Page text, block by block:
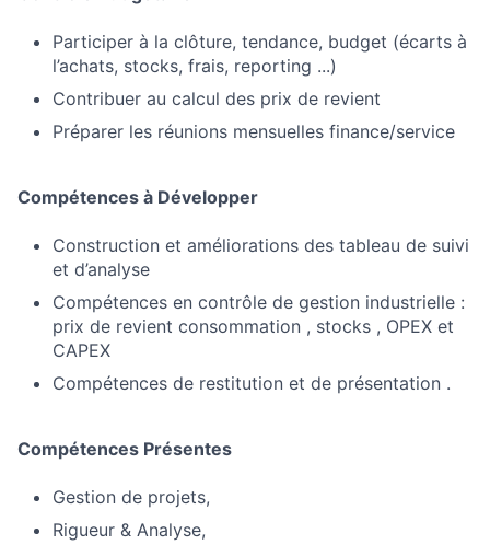
Participer à la clôture, tendance, budget (écarts à
l’achats, stocks, frais, reporting ...)
Contribuer au calcul des prix de revient
Préparer les réunions mensuelles finance/service
Compétences à Développer
Construction et améliorations des tableau de suivi
et d’analyse
Compétences en contrôle de gestion industrielle :
prix de revient consommation , stocks , OPEX et
CAPEX
Compétences de restitution et de présentation .
Compétences Présentes
Gestion de projets,
Rigueur & Analyse,